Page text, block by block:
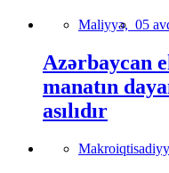
Maliyyə, 05
Azərbaycan
manatın
asılıdır